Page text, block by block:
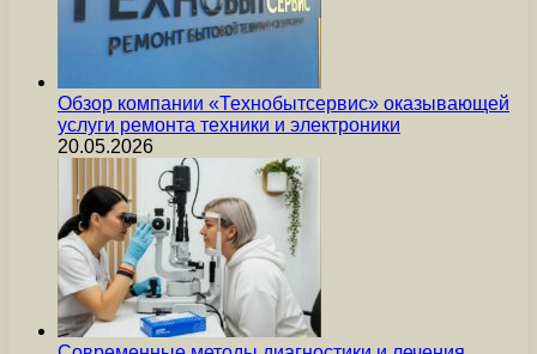
Обзор компании «Технобытсервис» оказывающей
услуги ремонта техники и электроники
20.05.2026